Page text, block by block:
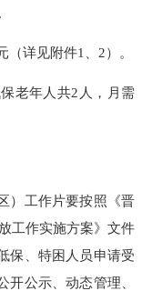
详见附件1、2）。
老年人共2人，月需
工作片要按照《晋
工作实施方案》文件
保、特困人员申请受
公示、动态管理、